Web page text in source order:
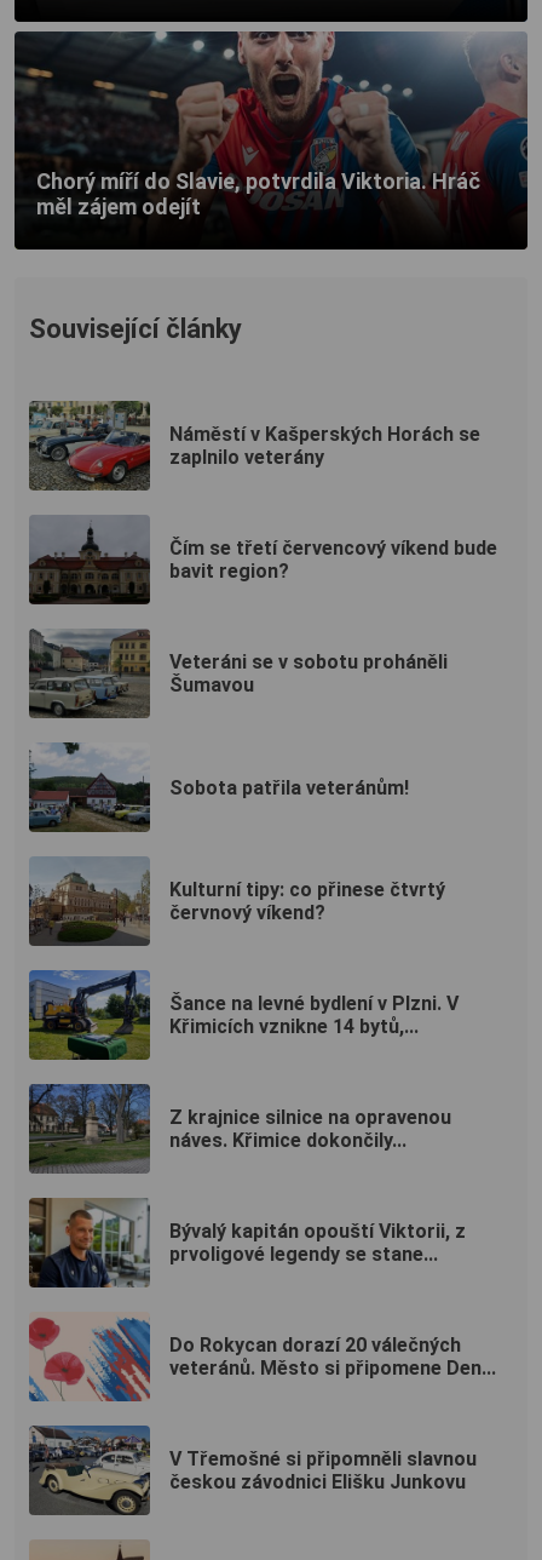
Chorý míří do Slavie, potvrdila Viktoria. Hráč
měl zájem odejít
Související články
Náměstí v Kašperských Horách se
zaplnilo veterány
Čím se třetí červencový víkend bude
bavit region?
Veteráni se v sobotu proháněli
Šumavou
Sobota patřila veteránům!
Kulturní tipy: co přinese čtvrtý
červnový víkend?
Šance na levné bydlení v Plzni. V
Křimicích vznikne 14 bytů,...
Z krajnice silnice na opravenou
náves. Křimice dokončily...
Bývalý kapitán opouští Viktorii, z
prvoligové legendy se stane...
Do Rokycan dorazí 20 válečných
veteránů. Město si připomene Den...
V Třemošné si připomněli slavnou
českou závodnici Elišku Junkovu